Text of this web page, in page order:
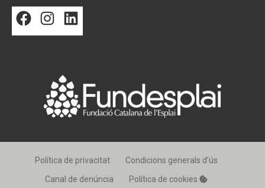
FacebookInstagram
Política de privacitat
Condicions generals d’ús
Canal de denúncia
Política de cookies